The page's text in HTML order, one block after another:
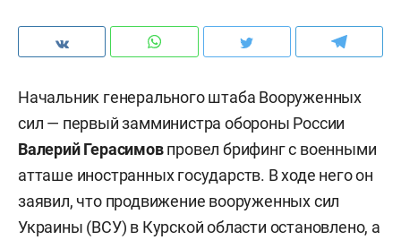
Начальник генерального штаба Вооруженных
сил — первый замминистра обороны России
Валерий Герасимовпровел брифинг с военными
атташе иностранных государств. В ходе него он
заявил, что продвижение вооруженных сил
Украины (ВСУ) в Курской области остановлено, а